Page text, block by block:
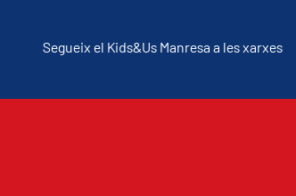
Segueix el Kids&Us Manresa a les xarxes